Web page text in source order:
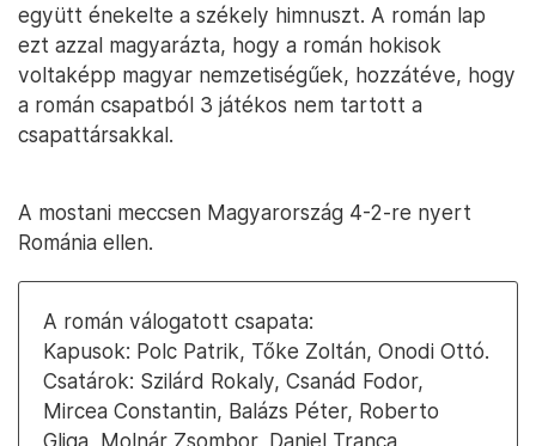
együtt énekelte a székely himnuszt. A román lap
ezt azzal magyarázta, hogy a román hokisok
voltaképp magyar nemzetiségűek, hozzátéve, hogy
a román csapatból 3 játékos nem tartott a
csapattársakkal.
A mostani meccsen Magyarország 4-2-re nyert
Románia ellen.
A román válogatott csapata:
Kapusok: Polc Patrik, Tőke Zoltán, Onodi Ottó.
Csatárok: Szilárd Rokaly, Csanád Fodor,
Mircea Constantin, Balázs Péter, Roberto
Gliga, Molnár Zsombor, Daniel Tranca,